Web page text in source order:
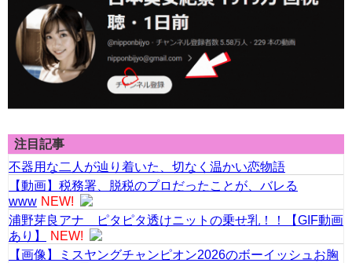
注目記事
不器用な二人が辿り着いた、切なく温かい恋物語
【動画】税務署、脱税のプロだったことが、バレる
www NEW!
浦野芽良アナ ピタピタ透けニットの乗せ乳！！【GIF動画
あり】
NEW!
【画像】ミスヤングチャンピオン2026のボーイッシュお胸